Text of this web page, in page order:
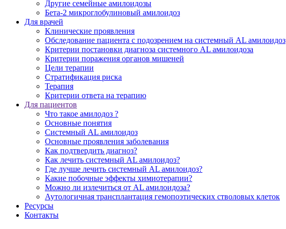
Другие семейные амилоидозы
Бета-2 микроглобулиновый амилоидоз
Для врачей
Клинические проявления
Обследование пациента с подозрением на системный AL амилоидоз
Критерии постановки диагноза системного AL амилоидоза
Критерии поражения органов мишеней
Цели терапии
Стратификация риска
Терапия
Критерии ответа на терапию
Для пациентов
Что такое амилодоз ?
Основные понятия
Системный AL амилоидоз
Основные проявления заболевания
Как подтвердить диагноз?
Как лечить системный AL амилоидоз?
Где лучше лечить системный AL амилоидоз?
Какие побочные эффекты химиотерапии?
Можно ли излечиться от AL амилоидоза?
Аутологичная трансплантация гемопоэтических стволовых клеток
Ресурсы
Контакты